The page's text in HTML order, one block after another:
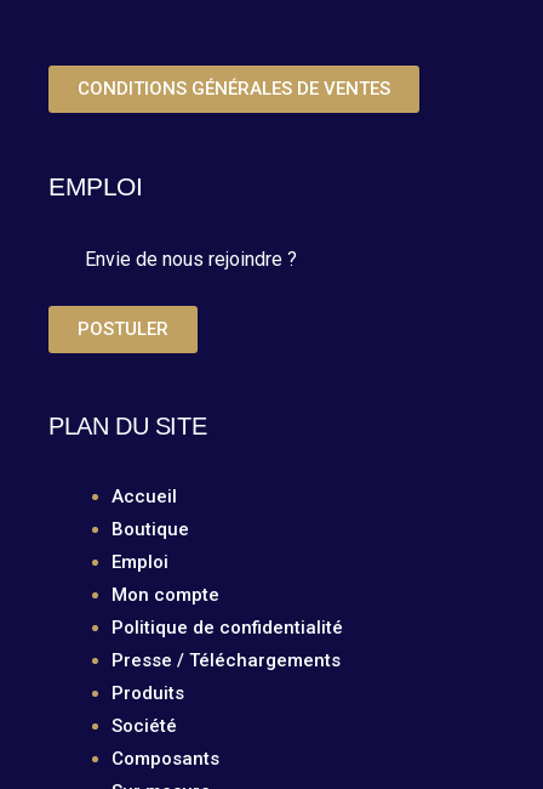
CONDITIONS GÉNÉRALES DE VENTES
EMPLOI
Envie de nous rejoindre ?
POSTULER
PLAN DU SITE
Accueil
Boutique
Emploi
Mon compte
Politique de confidentialité
Presse / Téléchargements
Produits
Société
Composants